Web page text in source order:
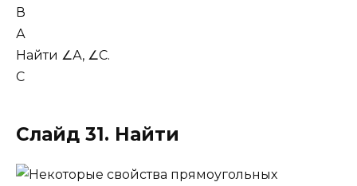
В
А
Найти ∠А, ∠С.
С
Слайд 31. Найти